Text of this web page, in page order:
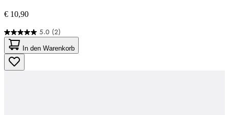
€ 10,90
5.0 (2)
5.0
von
5
Sternen.
2
In den Warenkorb